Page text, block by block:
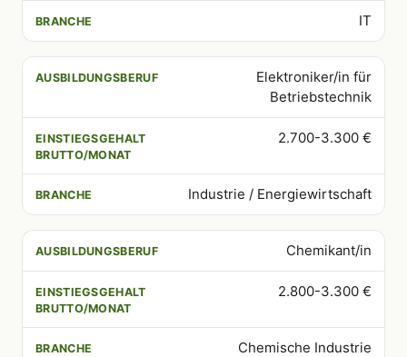
IT
Elektroniker/in für
Betriebstechnik
2.700-3.300 €
Industrie / Energiewirtschaft
Chemikant/in
2.800-3.300 €
Chemische Industrie